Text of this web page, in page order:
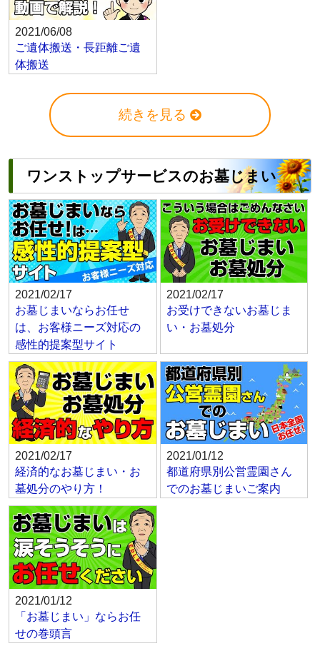
2021/06/08
ご遺体搬送・長距離ご遺
体搬送
続きを見る
ワンストップサービスのお墓じまい
2021/02/17
お墓じまいならお任せ
は、お客様ニーズ対応の
感性的提案型サイト
2021/02/17
お受けできないお墓じま
い・お墓処分
2021/02/17
経済的なお墓じまい・お
墓処分のやり方！
2021/01/12
都道府県別公営霊園さん
でのお墓じまいご案内
2021/01/12
「お墓じまい」ならお任
せの巻頭言